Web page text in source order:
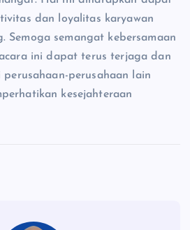
dan loyalitas karyawan
Semoga semangat kebersamaan
ini dapat terus terjaga dan
perusahaan lain
kesejahteraan